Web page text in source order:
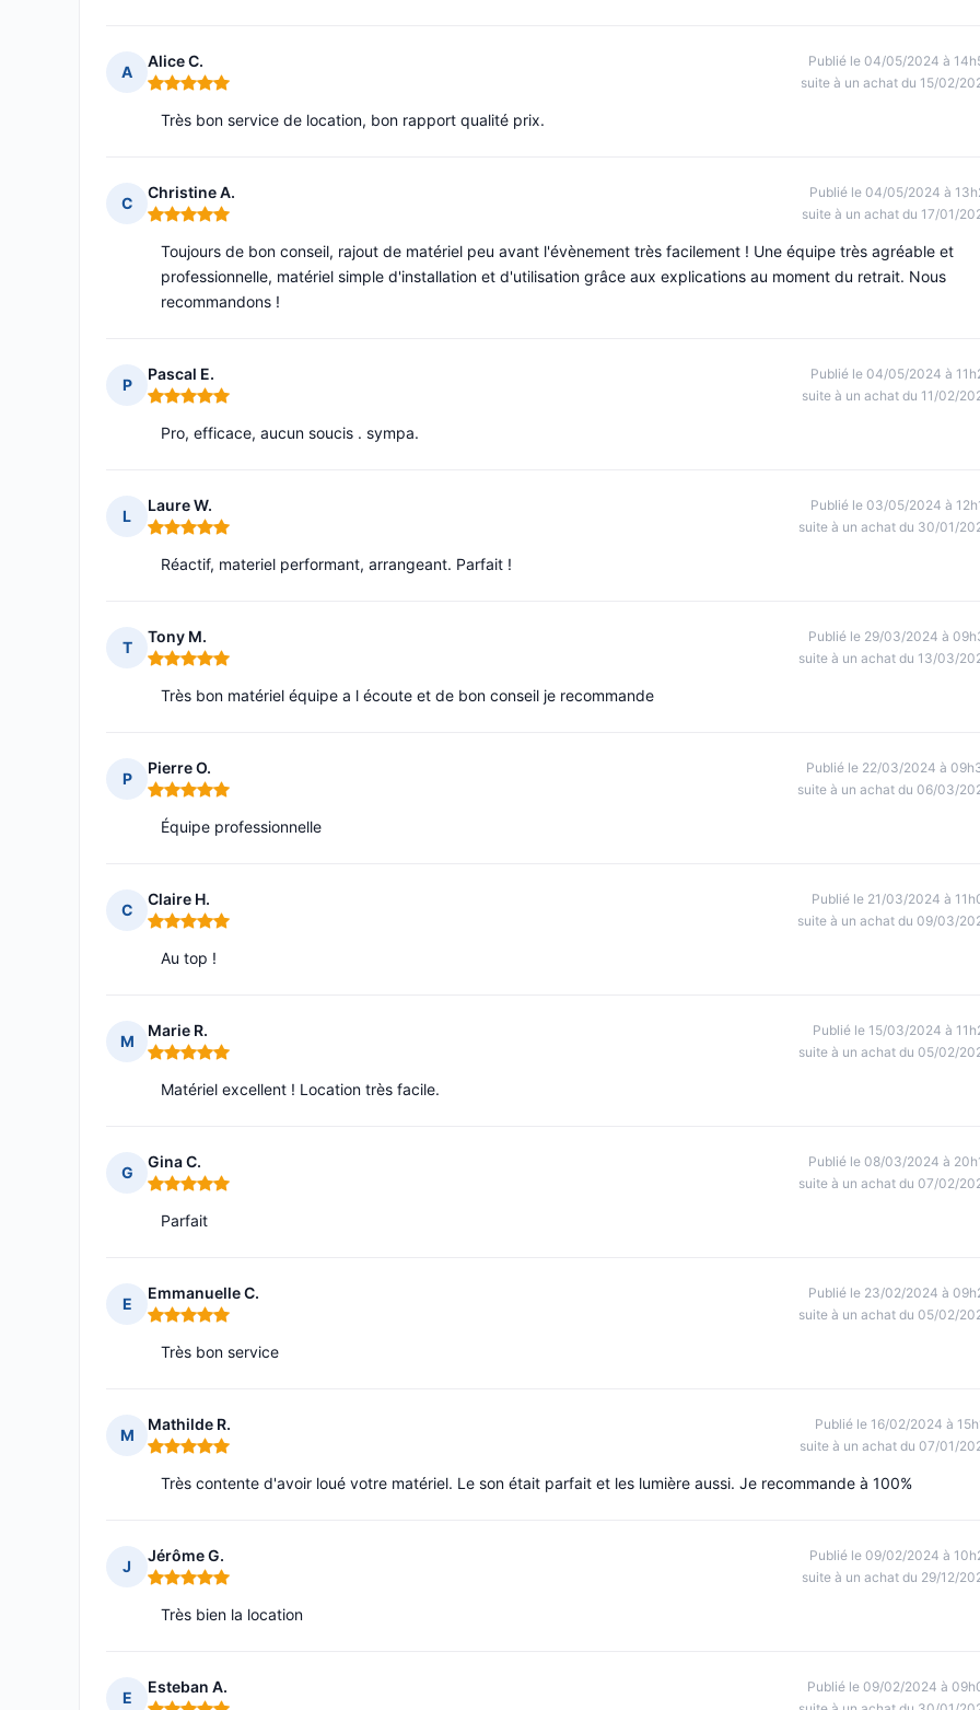
A
Alice C.
Note : 5 sur 5
Publié le 04/05/2024 à
suite à un achat du 15/02/
Très bon service de location, bon rapport qualité prix.
C
Christine A.
Note : 5 sur 5
Publié le 04/05/2024 à
suite à un achat du 17/01/
Toujours de bon conseil, rajout de matériel peu avant l'évènement très facilement ! Une équipe très agréable et
professionnelle, matériel simple d'installation et d'utilisation grâce aux explications au moment du retrait. Nous
recommandons !
P
Pascal E.
Note : 5 sur 5
Publié le 04/05/2024 à
suite à un achat du 11/02/
Pro, efficace, aucun soucis . sympa.
L
Laure W.
Note : 5 sur 5
Publié le 03/05/2024 à
suite à un achat du 30/01/
Réactif, materiel performant, arrangeant. Parfait !
T
Tony M.
Note : 5 sur 5
Publié le 29/03/2024 à
suite à un achat du 13/03/
Très bon matériel équipe a l écoute et de bon conseil je recommande
P
Pierre O.
Note : 5 sur 5
Publié le 22/03/2024 à
suite à un achat du 06/03/
Équipe professionnelle
C
Claire H.
Note : 5 sur 5
Publié le 21/03/2024 à
suite à un achat du 09/03/
Au top !
M
Marie R.
Note : 5 sur 5
Publié le 15/03/2024 à
suite à un achat du 05/02/
Matériel excellent ! Location très facile.
G
Gina C.
Note : 5 sur 5
Publié le 08/03/2024 à
suite à un achat du 07/02/
Parfait
E
Emmanuelle C.
Note : 5 sur 5
Publié le 23/02/2024 à
suite à un achat du 05/02/
Très bon service
M
Mathilde R.
Note : 5 sur 5
Publié le 16/02/2024 à
suite à un achat du 07/01/
Très contente d'avoir loué votre matériel. Le son était parfait et les lumière aussi. Je recommande à 100%
J
Jérôme G.
Note : 5 sur 5
Publié le 09/02/2024 à
suite à un achat du 29/12/
Très bien la location
E
Esteban A.
Publié le 09/02/2024 à